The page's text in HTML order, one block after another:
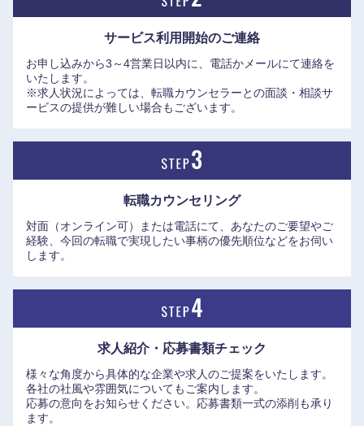
・自律的な挑戦を支える組織風土と新たな人事制度
同社には「失敗を恐れずに自律的にチャレンジする」という
オープンな風土が根づいています。さらに2025年1月からは
新しい人事制度がスタート。社内の空きポジションがすべて
き、挑戦していける環境が整備されました。主体性を持って
成長したい人材にとって、非常に魅力的なフィールドが広が
・働き方は非常にフレキシブルで、コアタイムなしのフレッ
クスタイム制やフルリモートワークが活用されており、全社
人の裁量に委ねられています。IT・デジタル部門などでは平
均残業時間が20時間未満の組織も多く、ワークライフバラン
スの高さも魅力です。さらに「中外製薬グループ禁煙宣言」
のもと、2030年末の喫煙率ゼロを目指して全事業所内を完全
禁煙とするなど、社員の健康経営にも非常に注力していま
す。
サービス利用開始のご連絡
お申し込みから3～4営業日以内に、電話かメールにて連絡を
いたします。
※求人状況によっては、転職カウンセラーとの面談・相談サ
ービスの提供が難しい場合もございます。
転職カウンセリング
対面（オンライン可）または電話にて、あなたのご要望やご
経験、今回の転職で実現したい事柄の優先順位などをお伺い
します。
求人紹介・応募書類チェック
様々な角度から具体的な企業や求人のご提案をいたします。
各社の社風や雰囲気についてもご案内します。
応募の意向をお知らせください。応募書類一式の添削も承り
ます。
中国・四国地方